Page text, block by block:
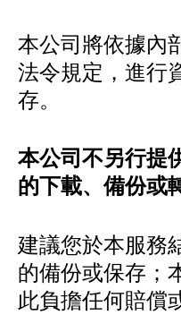
本公司將依據內
法令規定，進行
存。
本公司不另行提
的下載、備份或
建議您於本服務
的備份或保存；
此負擔任何賠償